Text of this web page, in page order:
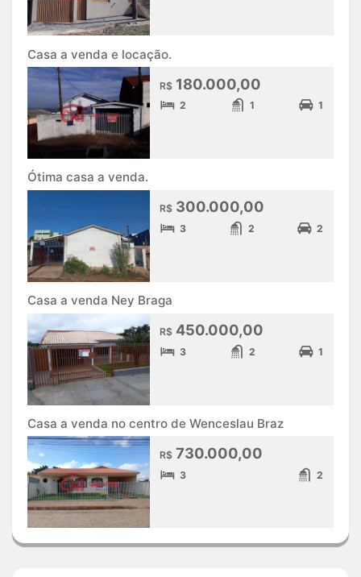
Casa a venda e locação.
R$ 180.000,00
2 1 1
Ótima casa a venda.
R$ 300.000,00
3 2 2
Casa a venda Ney Braga
R$ 450.000,00
3 2 1
Casa a venda no centro de Wenceslau Braz
R$ 730.000,00
3 2